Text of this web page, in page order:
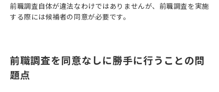
前職調査自体が違法なわけではありませんが、前職調査を実施
する際には候補者の同意が必要です。
前職調査を同意なしに勝手に行うことの問
題点